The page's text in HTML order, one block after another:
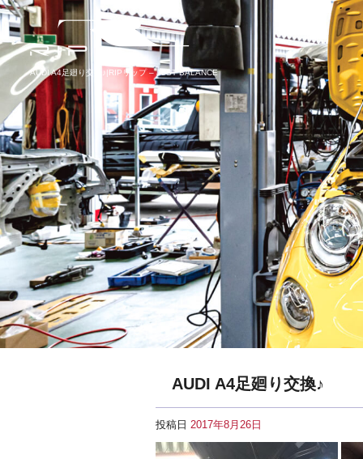
AUDI A4足廻り交換♪|RIPリップ – JUST BALANCE
AUDI A4足廻り交換♪
投稿日 2017年8月26日